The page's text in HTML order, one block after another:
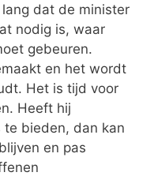
dat de minister
nodig is, waar
gebeuren.
en het wordt
Het is tijd voor
Heeft hij
bieden, dan kan
en pas